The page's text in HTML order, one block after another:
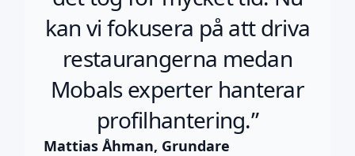
kan vi fokusera på att driva
restaurangerna medan
Mobals experter hanterar
profilhantering.”
Mattias Åhman, Grundare